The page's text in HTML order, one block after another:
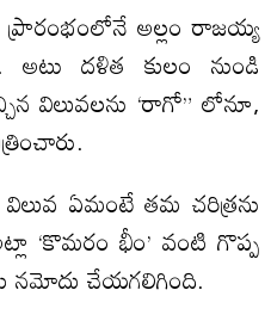
ప్రారంభంలోనే అల్లం రాజయ్య
అటు దళిత కులం నుండి
విలువలను ‘రాగో” లోనూ,
ఏమంటే తమ చరిత్రను
‘కొమరం భీం’ వంటి గొప్ప
నమోదు చేయగలిగింది.